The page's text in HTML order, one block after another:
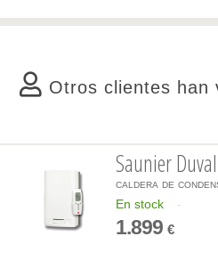
Otros clientes han
Saunier
caldera de
En stock
-
1.899€